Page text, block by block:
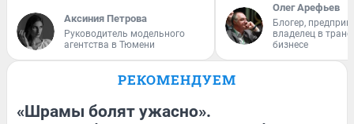
Аксиния Петрова
Руководитель модельного
агентства в Тюмени
Олег Арефьев
Блогер,
владелец в
бизнесе
РЕКОМЕНДУЕМ
«Шрамы болят ужасно».